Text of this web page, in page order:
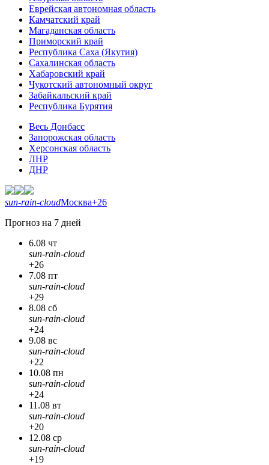
Еврейская автономная область
Камчатский край
Магаданская область
Приморский край
Республика Саха (Якутия)
Сахалинская область
Хабаровский край
Чукотский автономный округ
Забайкальский край
Республика Бурятия
Весь Донбасс
Запорожская область
Херсонская область
ЛНР
ДНР
sun-rain-cloudМосква+26
Прогноз на 7 дней
6.08 чт
sun-rain-cloud
+26
7.08 пт
sun-rain-cloud
+29
8.08 сб
sun-rain-cloud
+24
9.08 вс
sun-rain-cloud
+22
10.08 пн
sun-rain-cloud
+24
11.08 вт
sun-rain-cloud
+20
12.08 ср
sun-rain-cloud
+19